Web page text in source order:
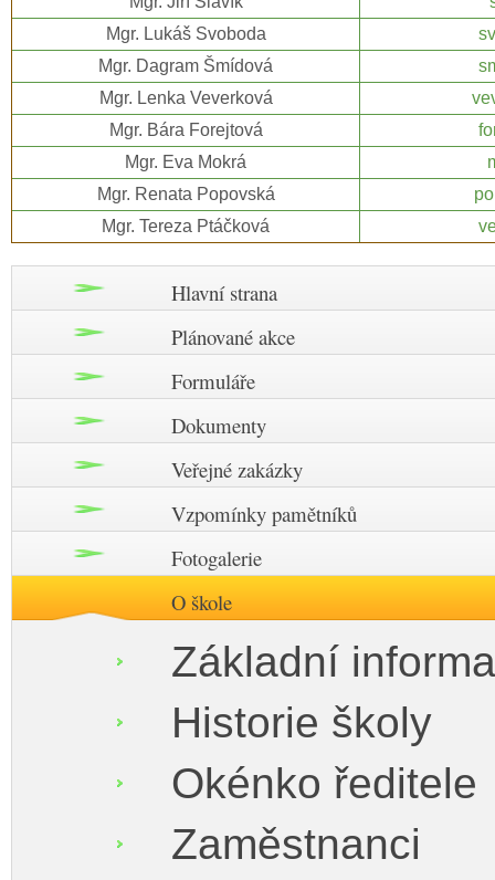
Mgr. Lukáš Svoboda
Mgr. Dagram Šmídová
Mgr. Lenka Veverková
Mgr. Bára Forejtová
Mgr. Eva Mokrá
Mgr. Renata Popovská
Mgr. Tereza Ptáčková
Hlavní strana
Plánované akce
Formuláře
Dokumenty
Veřejné zakázky
Vzpomínky pamětníků
Fotogalerie
O škole
Základní
Historie školy
Okénko ředitele
Zaměstnanci